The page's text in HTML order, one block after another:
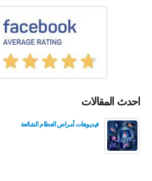
احدث المقالات
فيديوهات أمراض العظام الشائعة